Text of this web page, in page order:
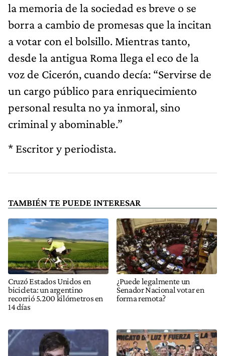
la memoria de la sociedad es breve o se
borra a cambio de promesas que la incitan
a votar con el bolsillo. Mientras tanto,
desde la antigua Roma llega el eco de la
voz de Cicerón, cuando decía: “Servirse de
un cargo público para enriquecimiento
personal resulta no ya inmoral, sino
criminal y abominable.”
* Escritor y periodista.
TAMBIÉN TE PUEDE INTERESAR
Cruzó Estados Unidos en
bicicleta: un argentino
recorrió 5.200 kilómetros en
14 días
¿Puede legalmente un
Senador Nacional votar en
forma remota?